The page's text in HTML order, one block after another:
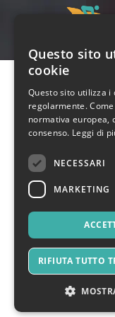
Questo sito
cookie
Questo sito utilizza i
regolarmente.
normativa europea,
consenso. Leggi di
NECESSARI
MARKETING
RIFIUTA TUTTO